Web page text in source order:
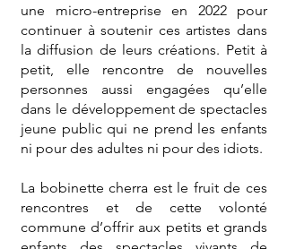
une micro-entreprise en 2022 pour
continuer à soutenir ces artistes dans
la diffusion de leurs créations. Petit à
petit, elle rencontre de nouvelles
personnes aussi engagées qu’elle
dans le développement de spectacles
jeune public qui ne prend les enfants
ni pour des adultes ni pour des idiots.
La bobinette cherra est le fruit de ces
rencontres et de cette volonté
commune d’offrir aux petits et grands